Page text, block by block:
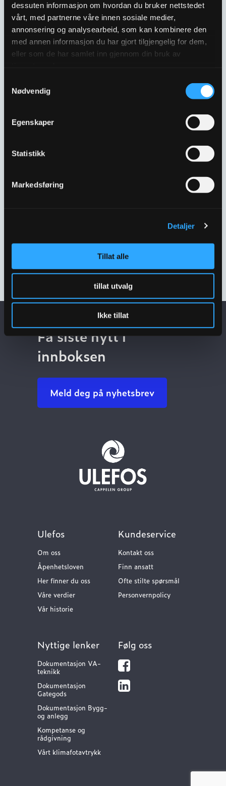
dessuten informasjon om hvordan du bruker nettstedet
vårt, med partnerne våre innen sosiale medier,
annonsering og analysearbeid, som kan kombinere den
med annen informasjon du har gjort tilgjengelig for dem,
eller som de har samlet inn gjennom din bruk av
Nødvendig
Egenskaper
Statistikk
Markedsføring
Detaljer
Tillat alle
tillat utvalg
Ikke tillat
ULEFOS ESCO
MELLOMRING DN200
M/2″ KULEVENTIL
ULEFOS ESCO
MELLOMRING DN250
M/2½” KULEVENTIL
← 1 2 3
Få siste nytt i
innboksen
Meld deg på nyhetsbrev
Ulefos
Om oss
Åpenhetsloven
Her finner du oss
Våre verdier
Vår historie
Kundeservice
Kontakt oss
Finn ansatt
Ofte stilte spørsmål
Personvernpolicy
Nyttige lenker
Dokumentasjon VA-
teknikk
Dokumentasjon
Gategods
Dokumentasjon Bygg-
og anlegg
Kompetanse og
rådgivning
Vårt klimafotavtrykk
Følg oss